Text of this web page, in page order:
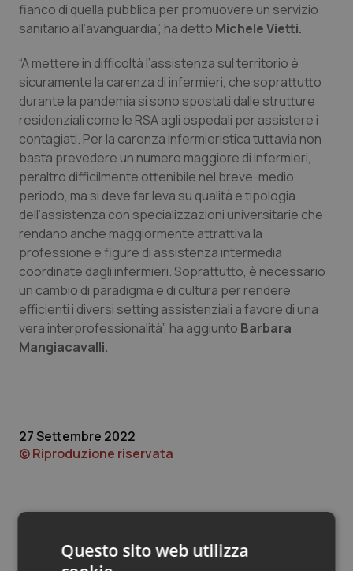
Puglia
Sardegna
Sicilia
Toscana
Umbria
Valle D’Aosta
Veneto
Malattie rare
Malattia di Crohn & Rettocolite Ulcerosa
Neuroscienze & patologie neurodegenerative
Obesità
Oftalmologia
Oncodermatologia
Oncoematologia
Oncologia & Nutrizione
Psoriasi & pelle
Quotidiano Oncologia
Quotidiano Pediatria
Rene & patologie urogenitali
fianco di quella pubblica per promuovere un servizio
sanitario all’avanguardia”, ha detto Michele Vietti.
“A mettere in difficoltà l’assistenza sul territorio è
sicuramente la carenza di infermieri, che soprattutto
durante la pandemia si sono spostati dalle strutture
residenziali come le RSA agli ospedali per assistere i
contagiati. Per la carenza infermieristica tuttavia non
basta prevedere un numero maggiore di infermieri,
peraltro difficilmente ottenibile nel breve-medio
periodo, ma si deve far leva su qualità e tipologia
dell’assistenza con specializzazioni universitarie che
rendano anche maggiormente attrattiva la
professione e figure di assistenza intermedia
coordinate dagli infermieri. Soprattutto, è necessario
un cambio di paradigma e di cultura per rendere
efficienti i diversi setting assistenziali a favore di una
vera interprofessionalità”, ha aggiunto Barbara
Mangiacavalli.
27 Settembre 2022
© Riproduzione riservata
Questo sito web utilizza